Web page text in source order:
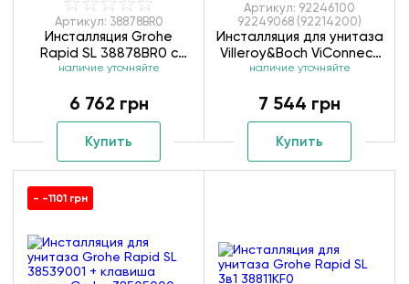
Артикул: 38878BR0
Инсталляция Grohe
Rapid SL 38878BR0 с
защитой от следов
наличие уточняйте
6 762 грн
Купить
Артикул: 92246100
92249068 (92214200)
Инсталляция для унитаза
Villeroy&Boch ViConnect
92246100(92214200)
наличие уточняйте
7 544 грн
Купить
- -1101 грн